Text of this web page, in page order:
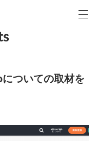
ついての取材を